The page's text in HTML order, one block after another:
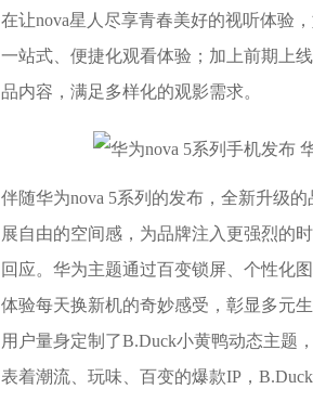
在让nova星人尽享青春美好的视听体验
一站式、便捷化观看体验；加上前期上
品内容，满足多样化的观影需求。
伴随华为nova 5系列的发布，全新升级
展自由的空间感，为品牌注入更强烈的
回应。华为主题通过百变锁屏、个性化
体验每天换新机的奇妙感受，彰显多元
用户量身定制了B.Duck小黄鸭动态主题
表着潮流、玩味、百变的爆款IP，